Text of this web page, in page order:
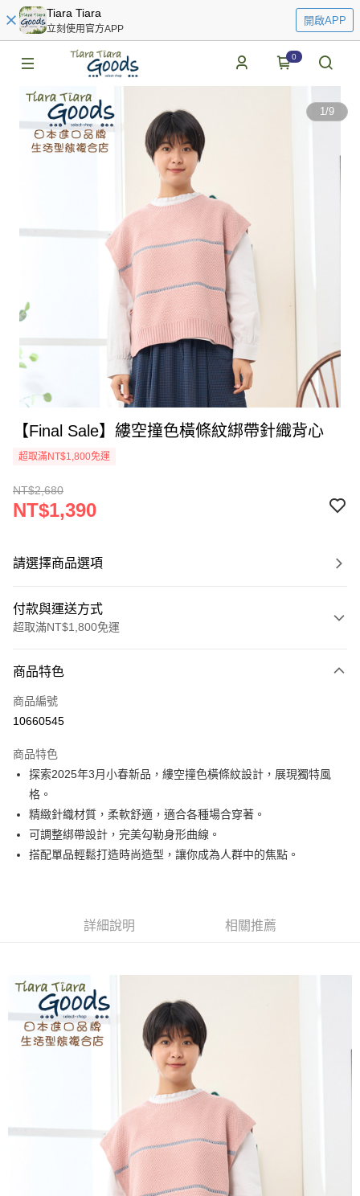
Tiara Tiara
立刻使用官方APP
開啟APP
0
1/9
【Final Sale】縷空撞色橫條紋綁帶針織背心
超取滿NT$1,800免運
NT$2,680
NT$1,390
請選擇商品選項
付款與運送方式
超取滿NT$1,800免運
信用卡一次付款
超商取貨付款
Apple Pay
街口支付
悠遊付
Google Pay
AFTEE先享後付
便利好安心！
１．簡單：不需註冊會員、不需綁卡、不需儲值。
２．便利：只要手機號碼，簡訊認證，即可結帳。
３．安心：先確認商品／服務後，再付款。
【「AFTEE先享後付」結帳流程】
１．於結帳方式選擇「AFTEE先享後付」後，將跳轉至「AFTEE先享後付」
結帳頁面，進行簡訊認證並確認金額後，即可完成結帳。
２．訂單成立數日內，您將收到繳費通知簡訊。
３．收到繳費通知簡訊後14天內，點擊此簡訊中的連結，可透過四大超商／
ATM／網路銀行／等多元方式進行付款，方視為交易完成。
※ 請注意：結帳手續完成當下不需立刻繳費，但若您需要取消訂單，請聯絡
購買商品的店家。未經商家同意取消之訂單仍視為有效，需透過AFTEE先享
※ 交易是否成功請以「AFTEE先享後付 」之結帳頁面顯示為準，若有關於
運送方式
全家取貨付款
每筆NT$60，滿NT$1,800(含以上)免運費
每筆NT$60，滿NT$1,800(含以上)免運費
7-11取貨付款
每筆NT$60，滿NT$2,000(含以上)免運費
商品特色
商品編號
10660545
商品特色
探索2025年3月小春新品，縷空撞色橫條紋設計，展現獨特風
格。
精緻針織材質，柔軟舒適，適合各種場合穿著。
可調整綁帶設計，完美勾勒身形曲線。
搭配單品輕鬆打造時尚造型，讓你成為人群中的焦點。
詳細說明 相關推薦